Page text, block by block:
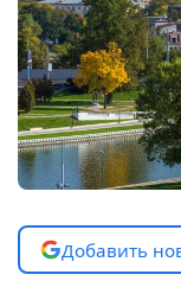
Добавить